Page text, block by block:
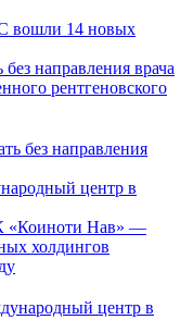
направления врача
рентгеновского
центр в
«Коиноти Нав» —
холдингов